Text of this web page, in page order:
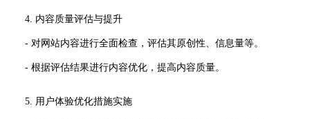
4. 内容质量评估与提升
- 对网站内容进行全面检查，评估其原创性、信息量等。
- 根据评估结果进行内容优化，提高内容质量。
5. 用户体验优化措施实施